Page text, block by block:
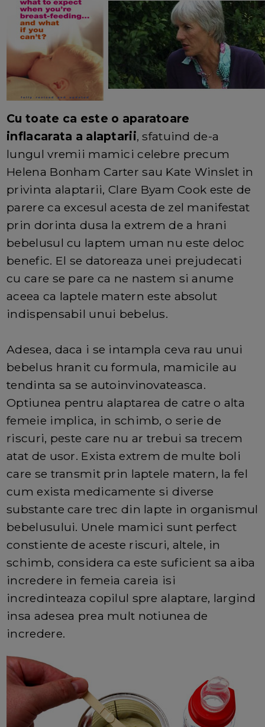
Cu toate ca este o aparatoare
inflacarata a alaptarii, sfatuind de-a
lungul vremii mamici celebre precum
Helena Bonham Carter sau Kate Winslet in
privinta alaptarii, Clare Byam Cook este de
parere ca excesul acesta de zel manifestat
prin dorinta dusa la extrem de a hrani
bebelusul cu laptem uman nu este deloc
benefic. El se datoreaza unei prejudecati
cu care se pare ca ne nastem si anume
aceea ca laptele matern este absolut
indispensabil unui bebelus.
Adesea, daca i se intampla ceva rau unui
bebelus hranit cu formula, mamicile au
tendinta sa se autoinvinovateasca.
Optiunea pentru alaptarea de catre o alta
femeie implica, in schimb, o serie de
riscuri, peste care nu ar trebui sa trecem
atat de usor. Exista extrem de multe boli
care se transmit prin laptele matern, la fel
cum exista medicamente si diverse
substante care trec din lapte in organismul
bebelusului. Unele mamici sunt perfect
constiente de aceste riscuri, altele, in
schimb, considera ca este suficient sa aiba
incredere in femeia careia isi
incredinteaza copilul spre alaptare, largind
insa adesea prea mult notiunea de
incredere.